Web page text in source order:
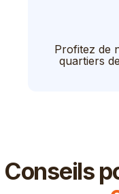
Profitez de
quartiers
Conseils